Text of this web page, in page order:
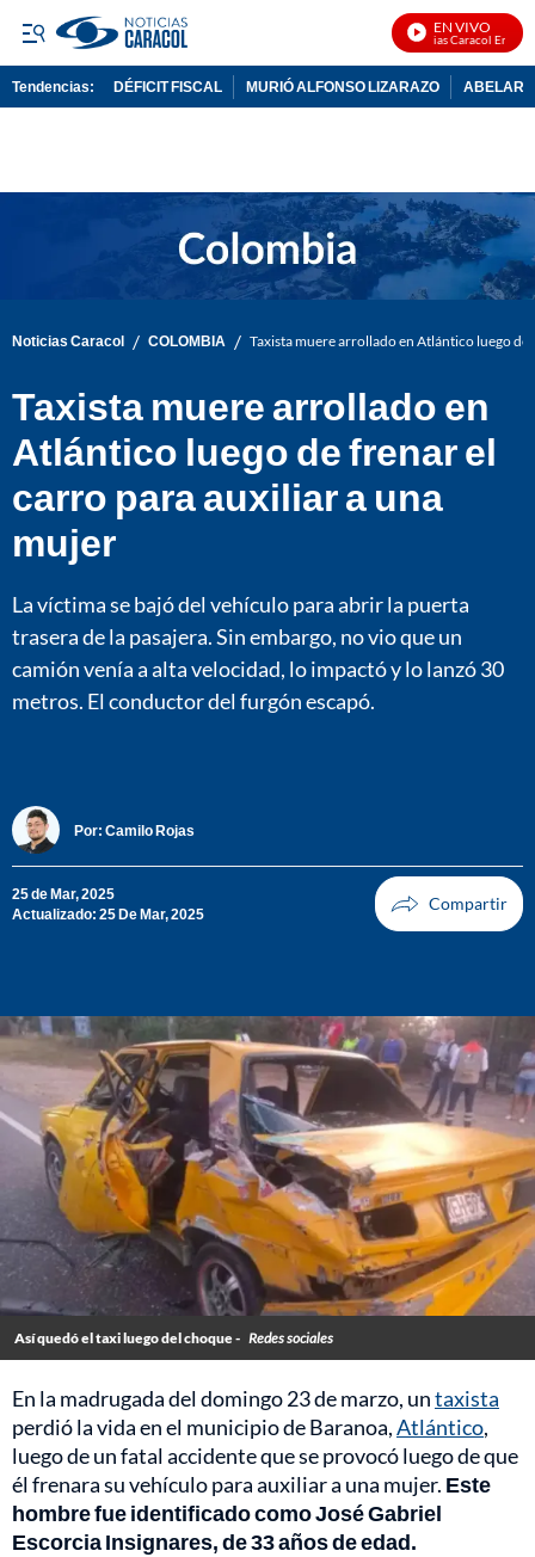
EN VIVO
Noticias Caracol En Vivo
Tendencias: DÉFICIT FISCAL MURIÓ ALFONSO LIZARAZO
Noticias Caracol / COLOMBIA / Taxista muere arrollado en Atlántico luego
Taxista muere arrollado en
Atlántico luego de frenar el
carro para auxiliar a una
mujer
La víctima se bajó del vehículo para abrir la puerta
trasera de la pasajera. Sin embargo, no vio que un
camión venía a alta velocidad, lo impactó y lo lanzó 30
metros. El conductor del furgón escapó.
Por: Camilo Rojas
25 de Mar, 2025
Actualizado: 25 De Mar, 2025
Así quedó el taxi luego del choque - Redes sociales
En la madrugada del domingo 23 de marzo, untaxista
perdió la vida en el municipio de Baranoa,Atlántico,
luego de un fatal accidente que se provocó luego de que
él frenara su vehículo para auxiliar a una mujer. Este
hombre fue identificado como José Gabriel
Escorcia Insignares, de 33 años de edad.